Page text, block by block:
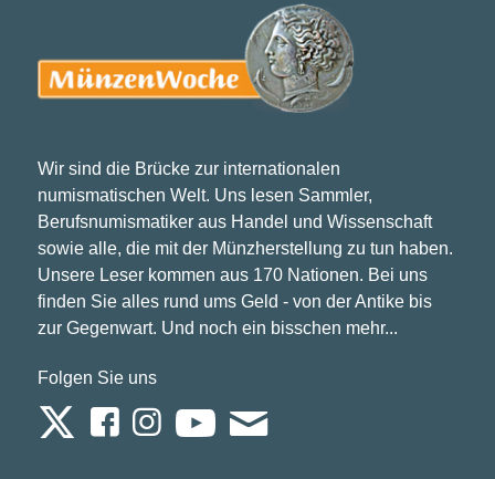
Wir sind die Brücke zur internationalen
numismatischen Welt. Uns lesen Sammler,
Berufsnumismatiker aus Handel und Wissenschaft
sowie alle, die mit der Münzherstellung zu tun haben.
Unsere Leser kommen aus 170 Nationen. Bei uns
finden Sie alles rund ums Geld - von der Antike bis
zur Gegenwart. Und noch ein bisschen mehr...
Folgen Sie uns